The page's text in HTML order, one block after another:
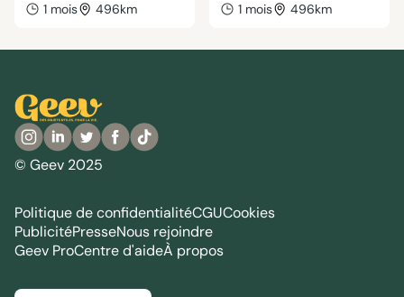
1 mois 496km 1 mois 496km
© Geev 2025
Politique de confidentialitéCGUCookies
PublicitéPresseNous rejoindre
Geev ProCentre d'aideÀ propos